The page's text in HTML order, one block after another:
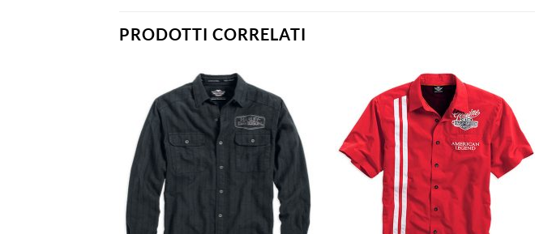
PRODOTTI CORRELATI
Aggiungi
alla lista
dei
desideri
Aggiungi
alla lista
dei
desideri